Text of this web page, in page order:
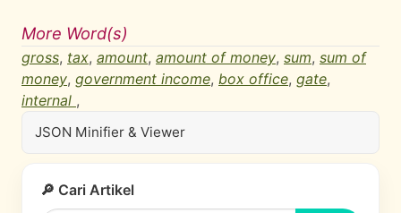
More Word(s)
gross, tax, amount, amount of money, sum, sum of
money, government income, box office, gate,
internal ,
JSON Minifier & Viewer
🔎 Cari Artikel